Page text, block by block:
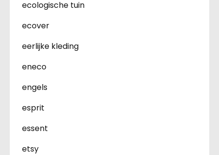
ecologische tuin
ecover
eerlijke kleding
eneco
engels
esprit
essent
etsy